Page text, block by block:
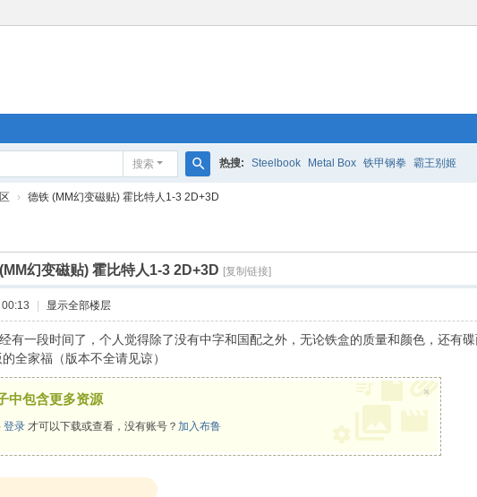
搜索
搜
热搜: Steelbook Metal Box 铁甲钢拳 霸王别姬
› 德铁 (MM幻变磁贴) 霍比特人1-3 2D+3D
幻变磁贴) 霍比特人1-3 2D+3D [复制链接]
显示全部楼层
有一段时间了，个人觉得除了没有中字和国配之外，无论铁盒的质量和颜色，还有
全家福（版本不全请见谅）
中包含更多资源
登录 才可以下载或查看，没有账号？ 加入布鲁
×